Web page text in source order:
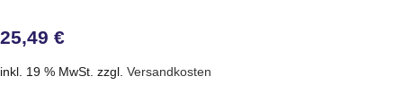
25,49 €
inkl. 19 % MwSt. zzgl. Versandkosten